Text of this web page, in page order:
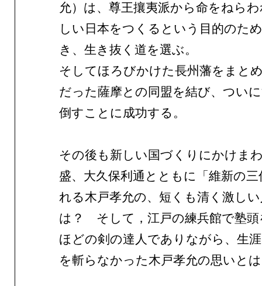
允）は、尊王攘夷派から命をねら
しい日本をつくるという目的のた
き、生き抜く道を選ぶ。
そしてほろびかけた長州藩をまと
だった薩摩との同盟を結び、つい
倒すことに成功する。
その後も新しい国づくりにかけま
盛、大久保利通とともに「維新の
れる木戸孝允の、短くも清く激し
は？ そして，江戸の練兵館で塾
ほどの剣の達人でありながら、生
を斬らなかった木戸孝允の思いと